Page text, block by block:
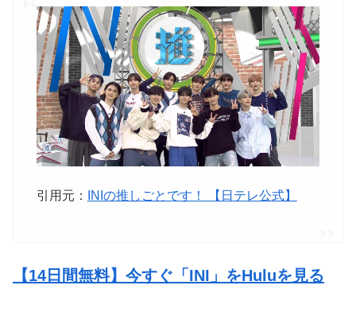
引用元： INIの推しごとです！ 【日テレ公式】
【14日間無料】今すぐ「INI」をHuluを見る